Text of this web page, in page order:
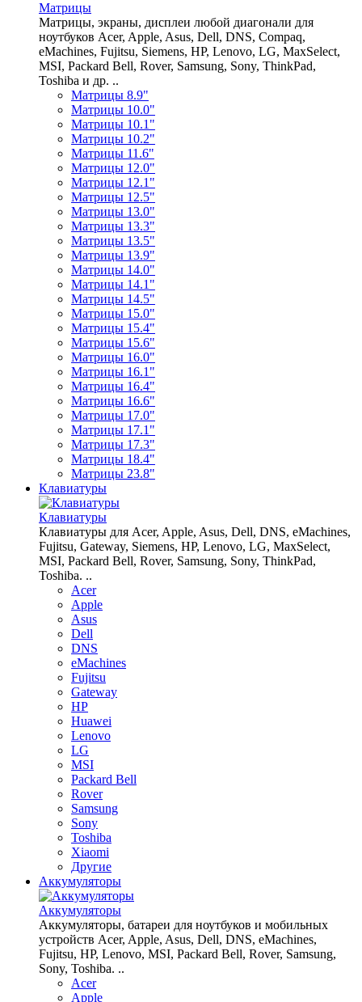
Матрицы
Матрицы, экраны, дисплеи любой диагонали для
ноутбуков Acer, Apple, Asus, Dell, DNS, Compaq,
eMachines, Fujitsu, Siemens, HP, Lenovo, LG, MaxSelect,
MSI, Packard Bell, Rover, Samsung, Sony, ThinkPad,
Toshiba и др. ..
Матрицы 8.9"
Матрицы 10.0"
Матрицы 10.1"
Матрицы 10.2"
Матрицы 11.6"
Матрицы 12.0"
Матрицы 12.1"
Матрицы 12.5"
Матрицы 13.0"
Матрицы 13.3"
Матрицы 13.5"
Матрицы 13.9"
Матрицы 14.0"
Матрицы 14.1"
Матрицы 14.5"
Матрицы 15.0"
Матрицы 15.4"
Матрицы 15.6"
Матрицы 16.0"
Матрицы 16.1"
Матрицы 16.4"
Матрицы 16.6"
Матрицы 17.0"
Матрицы 17.1"
Матрицы 17.3"
Матрицы 18.4"
Матрицы 23.8"
Клавиатуры
Клавиатуры
Клавиатуры для Acer, Apple, Asus, Dell, DNS, eMachines,
Fujitsu, Gateway, Siemens, HP, Lenovo, LG, MaxSelect,
MSI, Packard Bell, Rover, Samsung, Sony, ThinkPad,
Toshiba. ..
Acer
Apple
Asus
Dell
DNS
eMachines
Fujitsu
Gateway
HP
Huawei
Lenovo
LG
MSI
Packard Bell
Rover
Samsung
Sony
Toshiba
Xiaomi
Другие
Аккумуляторы
Аккумуляторы
Аккумуляторы, батареи для ноутбуков и мобильных
устройств Acer, Apple, Asus, Dell, DNS, eMachines,
Fujitsu, HP, Lenovo, MSI, Packard Bell, Rover, Samsung,
Sony, Toshiba. ..
Acer
Apple